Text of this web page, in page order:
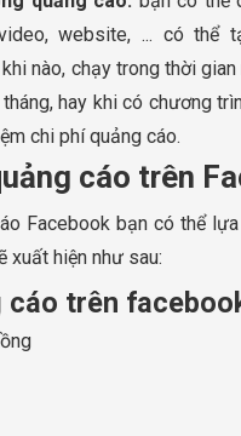
website, ... có thể
nào, chạy trong thời gian
hay khi có chương
chi phí quảng cáo.
cáo trên
Facebook bạn có thể
xuất hiện như sau:
cáo trên